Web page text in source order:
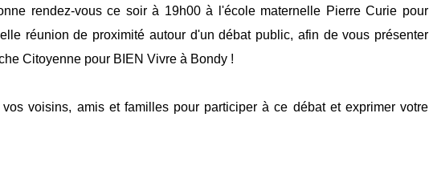
rendez-vous ce soir à 19h00 à l'école maternelle Pierre Curie pour
réunion de proximité autour d'un débat public, afin de vous présenter
Citoyenne pour BIEN Vivre à Bondy !
voisins, amis et familles pour participer à ce débat et exprimer votre